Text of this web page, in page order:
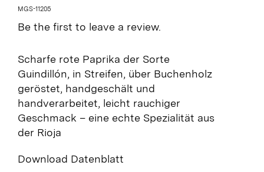
MGS-11205
Be the first to leave a review.
Scharfe rote Paprika der Sorte
Guindillón, in Streifen, über Buchenholz
geröstet, handgeschält und
handverarbeitet, leicht rauchiger
Geschmack – eine echte Spezialität aus
der Rioja
Download Datenblatt